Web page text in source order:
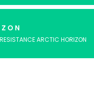
RESISTANCE ARCTIC HORIZON